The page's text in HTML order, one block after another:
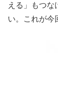
える」もつな
い。これが今